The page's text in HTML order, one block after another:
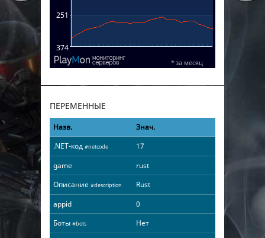
ПЕРЕМЕННЫЕ
Назв.
Знач.
.NET-код #netcode
17
game
rust
Описание #description
Rust
appid
0
Боты #bots
Нет